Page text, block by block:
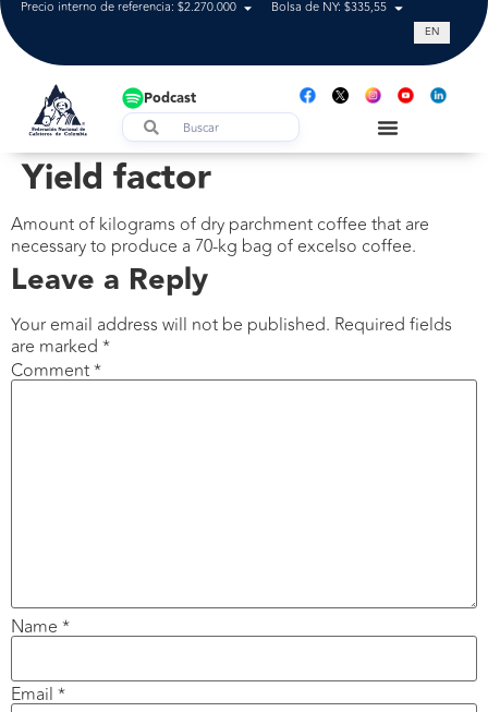
Precio interno de referencia: $2.270.000 Bolsa de NY: $335,55 Tasa de
EN
Podcast
Yield factor
Amount of kilograms of dry parchment coffee that are
necessary to produce a 70-kg bag of excelso coffee.
Leave a Reply
Your email address will not be published. Required fields
are marked *
Comment*
Name *
Email *